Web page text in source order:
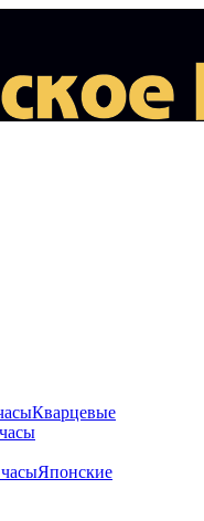
Кварцевые
Японские